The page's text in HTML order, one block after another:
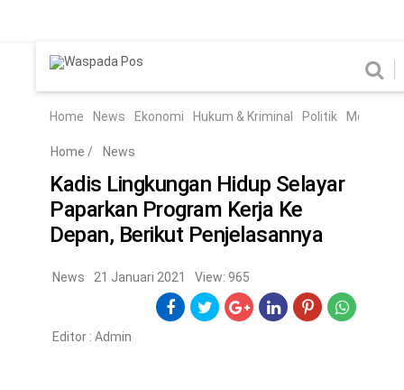
Ekonomi Hukum & Kriminal
Hiburan Pendidikan
Edukasi Tekno
Home News Ekonomi Hukum & Kriminal Politik Metro
Home / News
Kadis Lingkungan Hidup Selayar
Paparkan Program Kerja Ke
Depan, Berikut Penjelasannya
News 21 Januari 2021 View: 965
Editor : Admin